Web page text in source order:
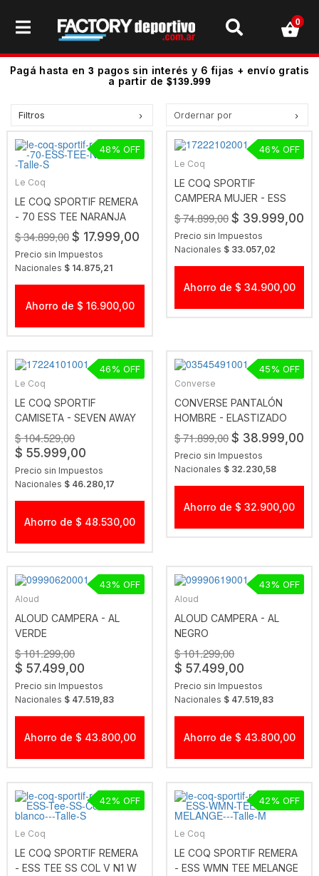
Pagá hasta en 3 pagos sin interés y 6 fijas + envío gratis
a partir de $139.999
0
Filtros
Ordernar por
Los más vendidos
Mejor Valoradas
A - Z
Fecha de lanzamiento
Mejor Descuento
Le Coq
LE COQ SPORTIF REMERA
- 70 ESS TEE NARANJA
$ 34.899,00 $ 17.999,00
Precio sin Impuestos
Nacionales $ 14.875,21
48
Ahorro de $ 16.900,00
Le Coq
LE COQ SPORTIF
CAMPERA MUJER - ESS
HOODIE MELANGE
$ 74.899,00 $ 39.999,00
Precio sin Impuestos
Nacionales $ 33.057,02
46
Ahorro de $ 34.900,00
Le Coq
LE COQ SPORTIF
CAMISETA - SEVEN AWAY
FAN
$ 104.529,00
$ 55.999,00
Precio sin Impuestos
Nacionales $ 46.280,17
46
Ahorro de $ 48.530,00
Converse
CONVERSE PANTALÓN
HOMBRE - ELASTIZADO
CON BOLSILLOS GRIS
$ 71.899,00 $ 38.999,00
Precio sin Impuestos
Nacionales $ 32.230,58
45
Ahorro de $ 32.900,00
Aloud
ALOUD CAMPERA - AL
VERDE
$ 101.299,00
$ 57.499,00
Precio sin Impuestos
Nacionales $ 47.519,83
43
Ahorro de $ 43.800,00
Aloud
ALOUD CAMPERA - AL
NEGRO
$ 101.299,00
$ 57.499,00
Precio sin Impuestos
Nacionales $ 47.519,83
43
Ahorro de $ 43.800,00
Le Coq
LE COQ SPORTIF REMERA
- ESS TEE SS COL V N1 W
42
Le Coq
LE COQ SPORTIF REMERA
- ESS WMN TEE MELANGE
42